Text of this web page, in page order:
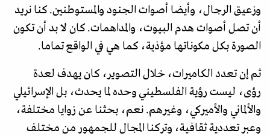
وزعيق الرجال، وأيضا أصوات الجنود والمستوطنين. كنا نريد
أن تصل أصوات هدم البيوت، والمداهمات. كان لا بد أن تكون
الصورة بكل مكوناتها مؤذية، كما هي في الواقع تماما.
ثم إن تعدد الكاميرات، خلال التصوير، كان يهدف لعدة
رؤى، ليست رؤية الفلسطيني وحده لما يحدث، بل الإسرائيلي
والألماني والأميركي، وغيرهم. نعم، بحثنا عن زوايا مختلفة،
وعبر تعددية ثقافية، وتركنا المجال للجمهور من مختلف